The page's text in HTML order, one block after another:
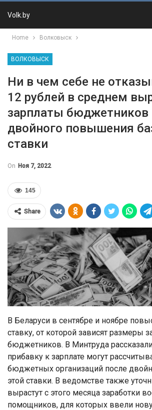
Volk.by
Home Волковыск
ВОЛКОВЫСК
Ни в чем себе не
12 рублей в среднем
зарплаты бюджетников
двойного повышения
ставки
On Ноя 7, 2022
145
Share
В Беларуси в сентябре и ноябре
ставку, от которой зависят размеры
бюджетников. В Минтруда
прибавку к зарплате могут
бюджетных организаций после
этой ставки. В ведомстве также
вырастут с этого месяца заработки
помощников, для которых ввели